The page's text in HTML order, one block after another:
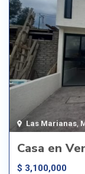
Las Marianas
Casa en
$ 3,100,000